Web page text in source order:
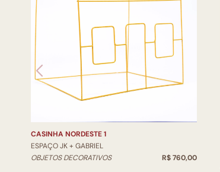
CASINHA NORDESTE 1
ESPAÇO JK + GABRIEL
OBJETOS DECORATIVOS
R$ 760,00